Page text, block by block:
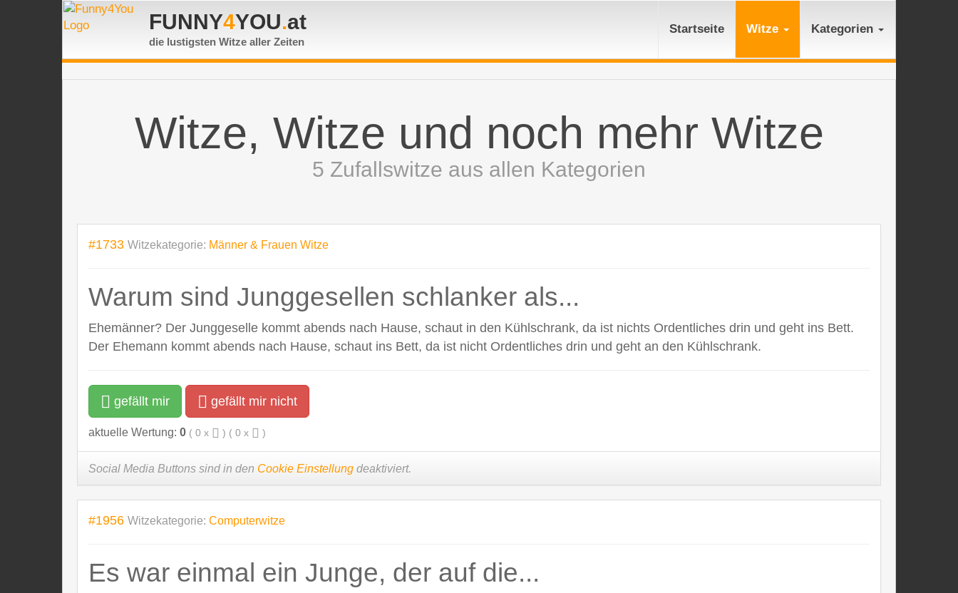
FUNNY4YOU.at
die lustigsten Witze aller Zeiten
Startseite Witze Kategorien
Witze, Witze und noch mehr Witze
5 Zufallswitze aus allen Kategorien
#1733 Witzekategorie: Männer & Frauen Witze
Warum sind Junggesellen schlanker als...
Ehemänner? Der Junggeselle kommt abends nach Hause, schaut in den Kühlschrank, da ist nichts Ordentliches drin und geht ins Bett.
Der Ehemann kommt abends nach Hause, schaut ins Bett, da ist nicht Ordentliches drin und geht an den Kühlschrank.
gefällt mir gefällt mir nicht
aktuelle Wertung: 0 ( 0 x ) ( 0 x )
Social Media Buttons sind in den Cookie Einstellung deaktiviert.
#1956 Witzekategorie: Computerwitze
Es war einmal ein Junge, der auf die...